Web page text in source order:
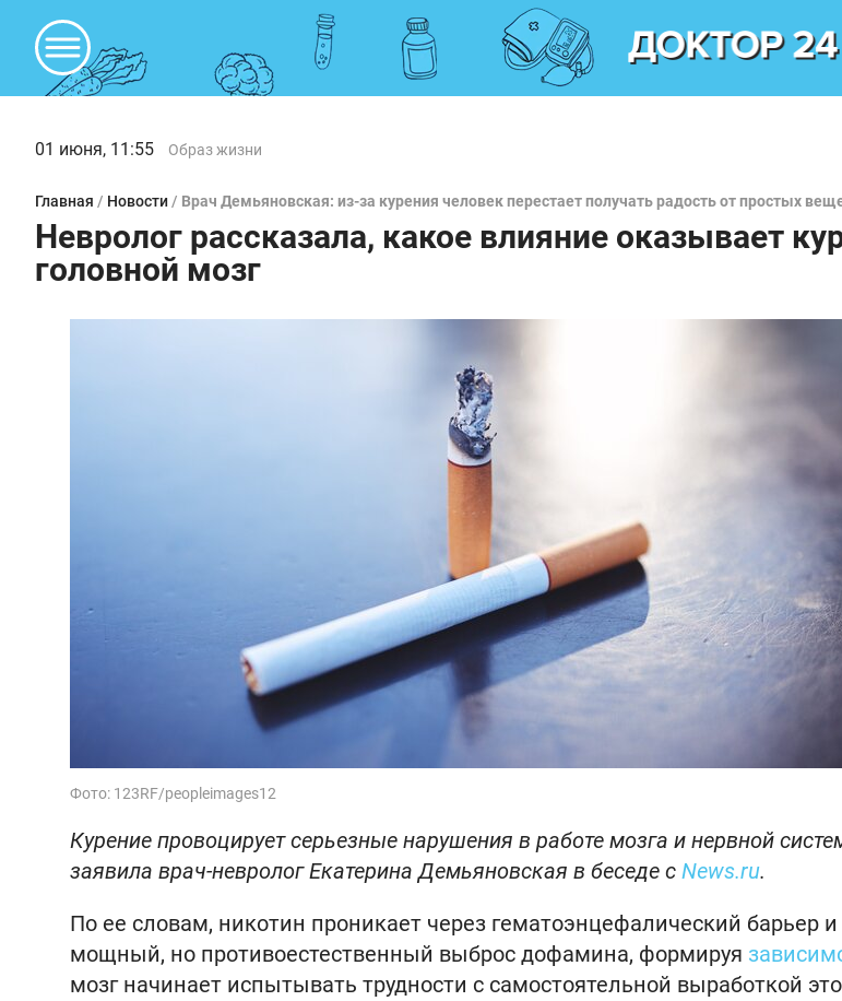
01 июня, 11:55 Образ жизни
Главная / Новости / Врач Демьяновская: из-за курения человек перестает получать радость от простых
Невролог рассказала, какое влияние оказывает
головной мозг
Фото: 123RF/peopleimages12
Курение провоцирует серьезные нарушения в работе мозга и нервной
заявила врач-невролог Екатерина Демьяновская в беседе с News.ru.
По ее словам, никотин проникает через гематоэнцефалический барьер и
мощный, но противоестественный выброс дофамина, формируя
мозг начинает испытывать трудности с самостоятельной выработкой